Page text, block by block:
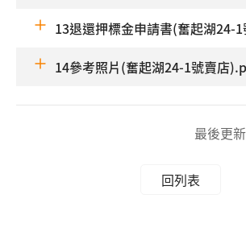
13退還押標金申請書(奮起湖24-
14參考照片(奮起湖24-1號賣店
最後更
回列表